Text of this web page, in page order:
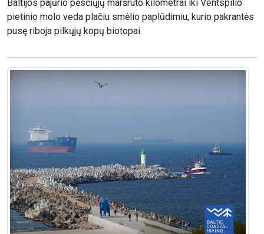
Baltijos pajūrio pėsčiųjų maršruto kilometrai iki Ventspilio
pietinio molo veda plačiu smėlio paplūdimiu, kurio pakrantės
pusę riboja pilkųjų kopų biotopai.